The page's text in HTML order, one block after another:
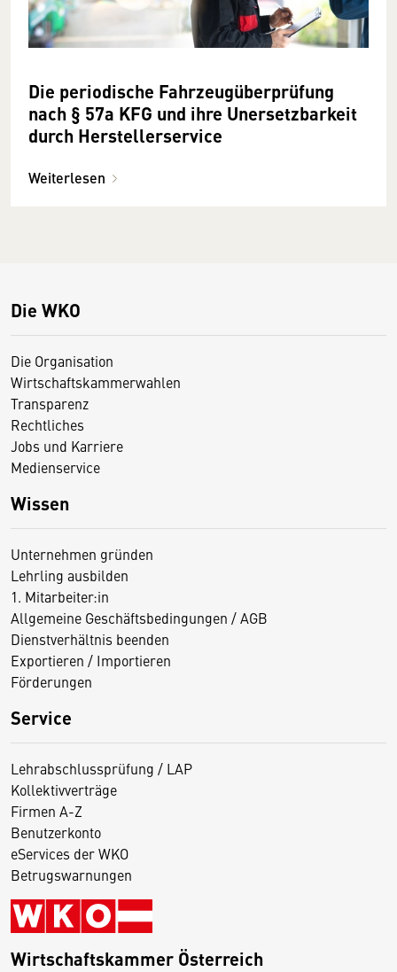
Die periodische Fahrzeugüberprüfung
nach § 57a KFG und ihre Unersetzbarkeit
durch Herstellerservice
Weiterlesen
Die WKO
Die Organisation
Wirtschaftskammerwahlen
Transparenz
Rechtliches
Jobs und Karriere
Medienservice
Wissen
Unternehmen gründen
Lehrling ausbilden
1. Mitarbeiter:in
Allgemeine Geschäftsbedingungen / AGB
Dienstverhältnis beenden
Exportieren / Importieren
Förderungen
Service
Lehrabschlussprüfung / LAP
Kollektivverträge
Firmen A-Z
Benutzerkonto
eServices der WKO
Betrugswarnungen
Wirtschaftskammer Österreich